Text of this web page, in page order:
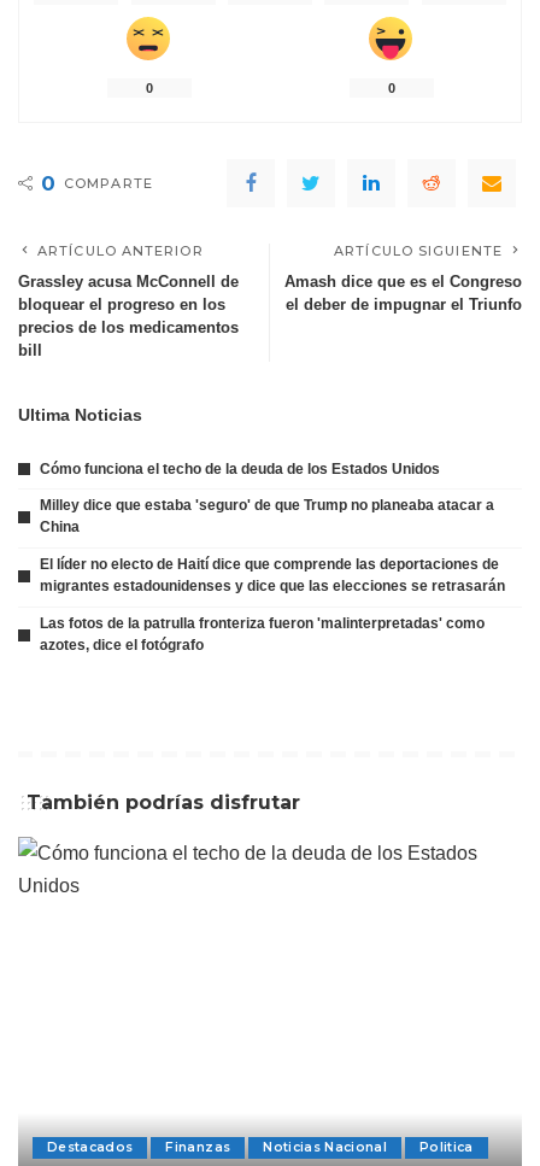
0 0
0 COMPARTE
ARTÍCULO ANTERIOR
Grassley acusa McConnell de
bloquear el progreso en los
precios de los medicamentos
bill
ARTÍCULO SIGUIENTE
Amash dice que es el Congreso
el deber de impugnar el Triunfo
Ultima Noticias
Cómo funciona el techo de la deuda de los Estados Unidos
Milley dice que estaba 'seguro' de que Trump no planeaba atacar a
China
El líder no electo de Haití dice que comprende las deportaciones de
migrantes estadounidenses y dice que las elecciones se retrasarán
Las fotos de la patrulla fronteriza fueron 'malinterpretadas' como
azotes, dice el fotógrafo
También podrías disfrutar
Destacados Finanzas Noticias Nacional Politica